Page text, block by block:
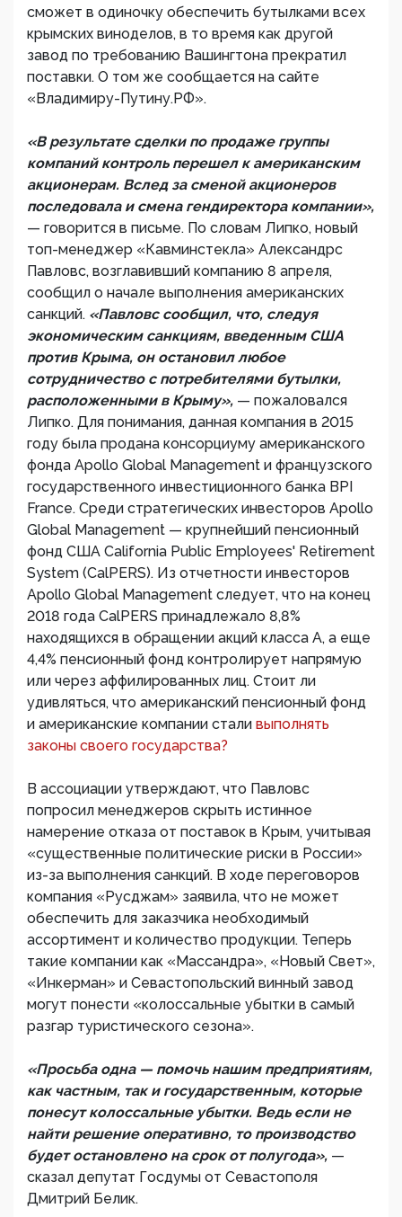
сможет в одиночку обеспечить бутылками всех
крымских виноделов, в то время как другой
завод по требованию Вашингтона прекратил
поставки. О том же сообщается на сайте
«Владимиру-Путину.РФ».
«В результате сделки по продаже группы
компаний контроль перешел к американским
акционерам. Вслед за сменой акционеров
последовала и смена гендиректора компании»,
— говорится в письме. По словам Липко, новый
топ-менеджер «Кавминстекла» Александрс
Павловс, возглавивший компанию 8 апреля,
сообщил о начале выполнения американских
санкций. «Павловс сообщил, что, следуя
экономическим санкциям, введенным США
против Крыма, он остановил любое
сотрудничество с потребителями бутылки,
расположенными в Крыму», — пожаловался
Липко. Для понимания, данная компания в 2015
году была продана консорциуму американского
фонда Apollo Global Management и французского
государственного инвестиционного банка BPI
France. Среди стратегических инвесторов Apollo
Global Management — крупнейший пенсионный
фонд США California Public Employees' Retirement
System (CalPERS). Из отчетности инвесторов
Apollo Global Management следует, что на конец
2018 года CalPERS принадлежало 8,8%
находящихся в обращении акций класса А, а еще
4,4% пенсионный фонд контролирует напрямую
или через аффилированных лиц. Стоит ли
удивляться, что американский пенсионный фонд
и американские компании стали выполнять
законы своего государства?
В ассоциации утверждают, что Павловс
попросил менеджеров скрыть истинное
намерение отказа от поставок в Крым, учитывая
«существенные политические риски в России»
из-за выполнения санкций. В ходе переговоров
компания «Русджам» заявила, что не может
обеспечить для заказчика необходимый
ассортимент и количество продукции. Теперь
такие компании как «Массандра», «Новый Свет»,
«Инкерман» и Севастопольский винный завод
могут понести «колоссальные убытки в самый
разгар туристического сезона».
«Просьба одна — помочь нашим предприятиям,
как частным, так и государственным, которые
понесут колоссальные убытки. Ведь если не
найти решение оперативно, то производство
будет остановлено на срок от полугода», —
сказал депутат Госдумы от Севастополя
Дмитрий Белик.